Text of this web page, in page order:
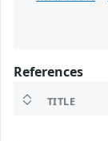
References
TITLE